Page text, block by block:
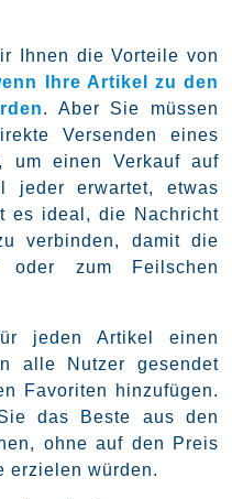
Ihnen die Vorteile von
Ihre Artikel zu den
. Aber Sie müssen
Versenden eines
um einen Verkauf auf
jeder erwartet, etwas
es ideal, die Nachricht
verbinden, damit die
zum Feilschen
jeden Artikel einen
alle Nutzer gesendet
Favoriten hinzufügen.
das Beste aus den
ohne auf den Preis
erzielen würden.